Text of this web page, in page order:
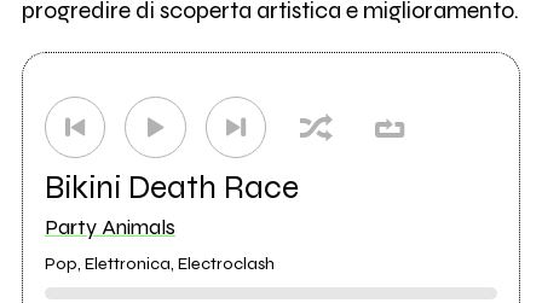
progredire di scoperta artistica e miglioramento.
Bikini Death Race
Party Animals
Pop, Elettronica, Electroclash